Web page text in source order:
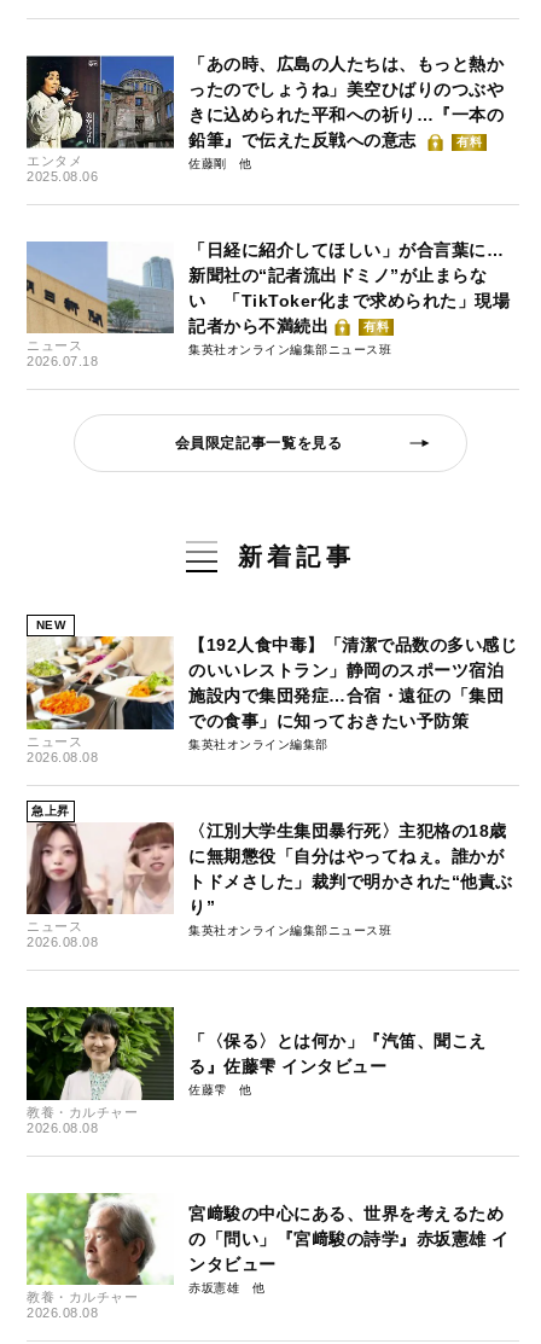
エンタメ
2025.08.06
「あの時、広島の人たちは、もっと熱か
ったのでしょうね」美空ひばりのつぶや
きに込められた平和への祈り…『一本の
鉛筆』で伝えた反戦への意志
有料
佐藤剛
ニュース
2026.07.18
「日経に紹介してほしい」が合言葉に…
新聞社の“記者流出ドミノ”が止まらな
い 「TikToker化まで求められた」現場
記者から不満続出
有料
集英社オンライン編集部ニュース班
会員限定記事一覧を見る
新着記事
NEW
ニュース
2026.08.08
【192人食中毒】「清潔で品数の多い感じ
のいいレストラン」静岡のスポーツ宿泊
施設内で集団発症…合宿・遠征の「集団
での食事」に知っておきたい予防策
集英社オンライン編集部
急上昇
ニュース
2026.08.08
〈江別大学生集団暴行死〉主犯格の18歳
に無期懲役「自分はやってねぇ。誰かが
トドメさした」裁判で明かされた“他責ぶ
り”
集英社オンライン編集部ニュース班
教養・カルチャー
2026.08.08
「〈保る〉とは何か」『汽笛、聞こえ
る』佐藤雫 インタビュー
佐藤雫
教養・カルチャー
2026.08.08
宮﨑駿の中心にある、世界を考えるため
の「問い」『宮﨑駿の詩学』赤坂憲雄 イ
ンタビュー
赤坂憲雄